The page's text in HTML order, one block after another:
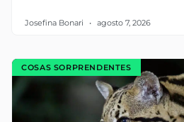
Josefina Bonari agosto 7, 2026
COSAS SORPRENDENTES